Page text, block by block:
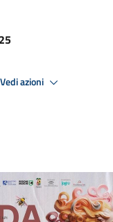
Vedi azioni